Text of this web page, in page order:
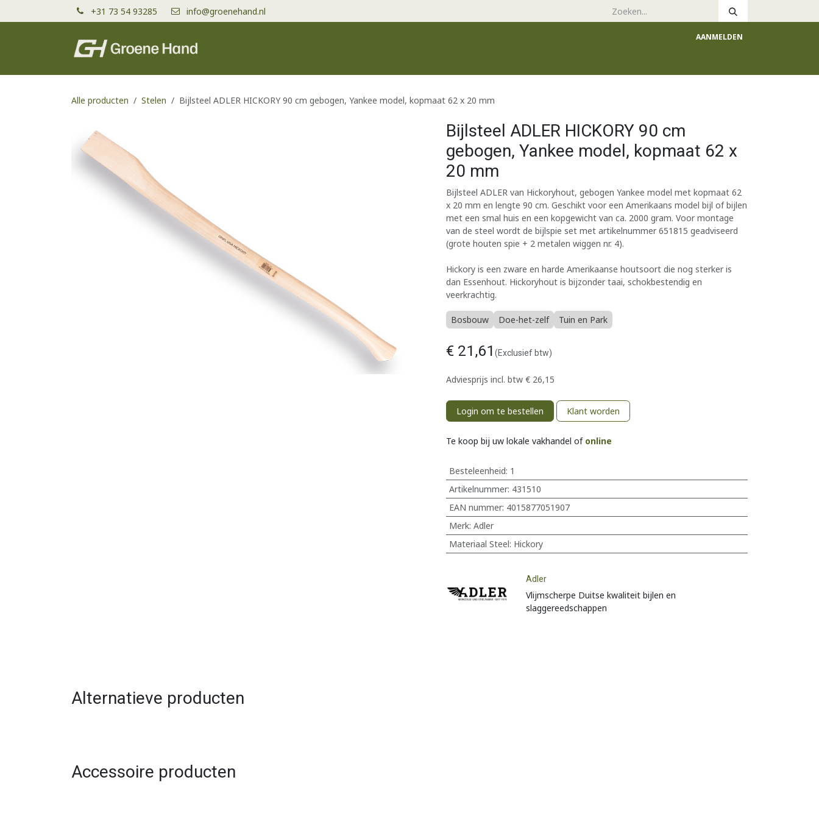
Overslaan naar inhoud +31 73 54 93285 info@groenehand.nl
AANMELDEN
Alle producten Stelen Bijlsteel ADLER HICKORY 90 cm gebogen, Yankee model, kopmaat 62 x 20 mm
Bijlsteel ADLER HICKORY 90 cm
gebogen, Yankee model, kopmaat 62 x
20 mm
Bijlsteel ADLER van Hickoryhout, gebogen Yankee model met kopmaat 62
x 20 mm en lengte 90 cm. Geschikt voor een Amerikaans model bijl of bijlen
met een smal huis en een kopgewicht van ca. 2000 gram. Voor montage
van de steel wordt de bijlspie set met artikelnummer 651815 geadviseerd
(grote houten spie + 2 metalen wiggen nr. 4).
Hickory is een zware en harde Amerikaanse houtsoort die nog sterker is
dan Essenhout. Hickoryhout is bijzonder taai, schokbestendig en
veerkrachtig.
Bosbouw Doe-het-zelf Tuin en Park
€ 21,61 (Exclusief btw)
Adviesprijs incl. btw € 26,15
Login om te bestellen Klant worden
Te koop bij uw lokale vakhandel of online
Besteleenheid: 1
Artikelnummer: 431510
EAN nummer: 4015877051907
Merk: Adler
Materiaal Steel: Hickory
Adler
Vlijmscherpe Duitse kwaliteit bijlen en
slaggereedschappen
Alternatieve producten
Accessoire producten